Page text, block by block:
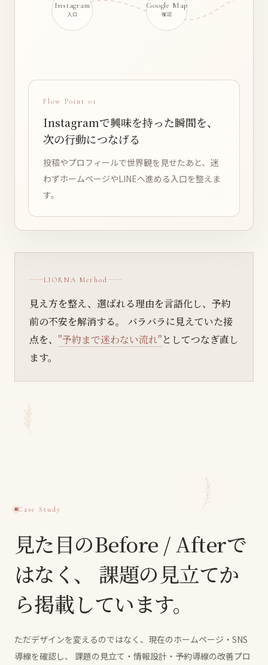
Instagram
入口
Google Map
確認
Flow Point 01
Instagramで興味を持った瞬間を、
次の行動につなげる
投稿やプロフィールで世界観を見せたあと、迷
わずホームページやLINEへ進める入口を整えま
す。
LIORNA Method
見え方を整え、選ばれる理由を言語化し、予約
前の不安を解消する。
バラバラに見えていた接
点を、 "予約まで迷わない流れ"としてつなぎ直し
ます。
Case Study
見た目のBefore / Afterで
はなく、
課題の見立てか
ら掲載しています。
ただデザインを変えるのではなく、現在のホームページ・SNS
導線を確認し、
課題の見立て・情報設計・予約導線の改善プロ